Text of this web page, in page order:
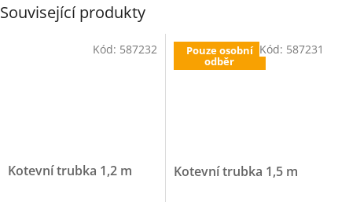
Související produkty
Kotevní trubka 1,2 m
Kód: 587232 Pouze osobní
odběr
Kotevní trubka 1,5 m
Kód: 587231